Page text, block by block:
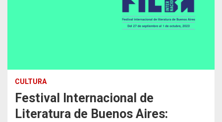
CULTURA
Festival Internacional de
Literatura de Buenos Aires: